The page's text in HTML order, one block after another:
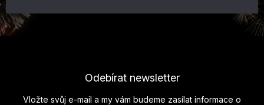
Odebírat newsletter
Vložte svůj e-mail a my vám budeme zasílat informace o